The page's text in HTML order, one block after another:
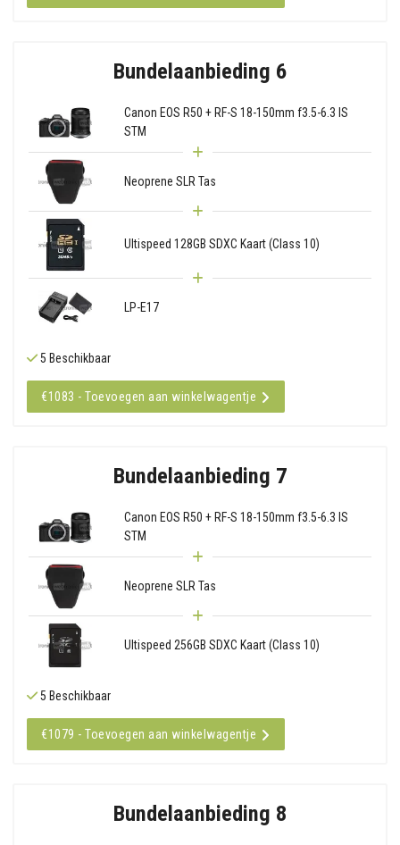
Bundelaanbieding 6
Canon EOS R50 + RF-S 18-150mm f3.5-6.3 IS
STM
Neoprene SLR Tas
Ultispeed 128GB SDXC Kaart (Class 10)
LP-E17
5 Beschikbaar
€1083 - Toevoegen aan winkelwagentje
Bundelaanbieding 7
Canon EOS R50 + RF-S 18-150mm f3.5-6.3 IS
STM
Neoprene SLR Tas
Ultispeed 256GB SDXC Kaart (Class 10)
5 Beschikbaar
€1079 - Toevoegen aan winkelwagentje
Bundelaanbieding 8